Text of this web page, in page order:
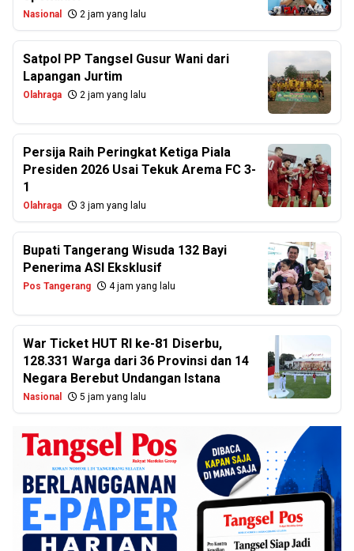
Nasional 2 jam yang lalu
Satpol PP Tangsel Gusur Wani dari
Lapangan Jurtim
Olahraga 2 jam yang lalu
Persija Raih Peringkat Ketiga Piala
Presiden 2026 Usai Tekuk Arema FC 3-
1
Olahraga 3 jam yang lalu
Bupati Tangerang Wisuda 132 Bayi
Penerima ASI Eksklusif
Pos Tangerang 4 jam yang lalu
War Ticket HUT RI ke-81 Diserbu,
128.331 Warga dari 36 Provinsi dan 14
Negara Berebut Undangan Istana
Nasional 5 jam yang lalu